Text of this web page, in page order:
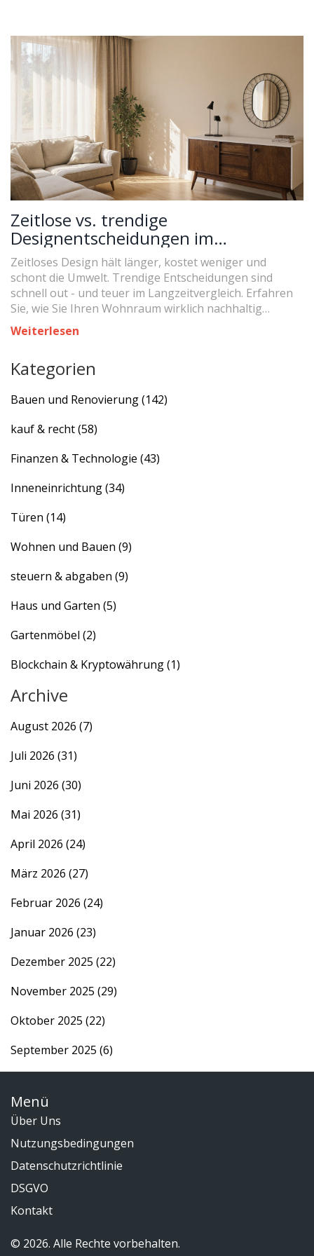
Zeitlose vs. trendige
Designentscheidungen im
Wohnraum: Was wirklich langfristig
überzeugt
Zeitloses Design hält länger, kostet weniger und
schont die Umwelt. Trendige Entscheidungen sind
schnell out - und teuer im Langzeitvergleich. Erfahren
Sie, wie Sie Ihren Wohnraum wirklich nachhaltig
gestalten.
Weiterlesen
Kategorien
Bauen und Renovierung(142)
kauf & recht(58)
Finanzen & Technologie (43)
Inneneinrichtung(34)
Türen (14)
Wohnen und Bauen (9)
steuern & abgaben (9)
Haus und Garten (5)
Gartenmöbel (2)
Blockchain & Kryptowährung(1)
Archive
August 2026 (7)
Juli 2026 (31)
Juni 2026 (30)
Mai 2026 (31)
April 2026 (24)
März 2026 (27)
Februar 2026 (24)
Januar 2026 (23)
Dezember 2025 (22)
November 2025 (29)
Oktober 2025 (22)
September 2025 (6)
Menü
Über Uns
Nutzungsbedingungen
Datenschutzrichtlinie
DSGVO
Kontakt
© 2026. Alle Rechte vorbehalten.